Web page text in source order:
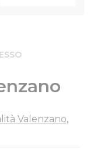
Valenzano,